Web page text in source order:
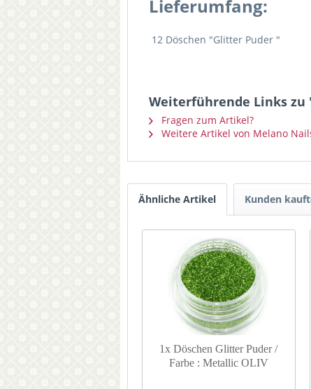
Lieferumfang:
12 Döschen "Glitter Puder "
Weiterführende Links zu
Fragen zum Artikel?
Weitere Artikel von Melano
Ähnliche Artikel Kunden
1x Döschen Glitter Puder /
Farbe : Metallic OLIV